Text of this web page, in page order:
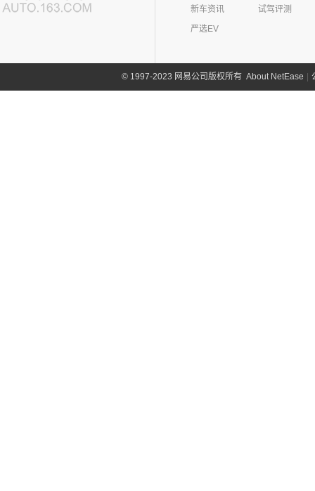
新车资讯
试驾评测
严选EV
©1997-2023 网易公司版权所有 About NetEase